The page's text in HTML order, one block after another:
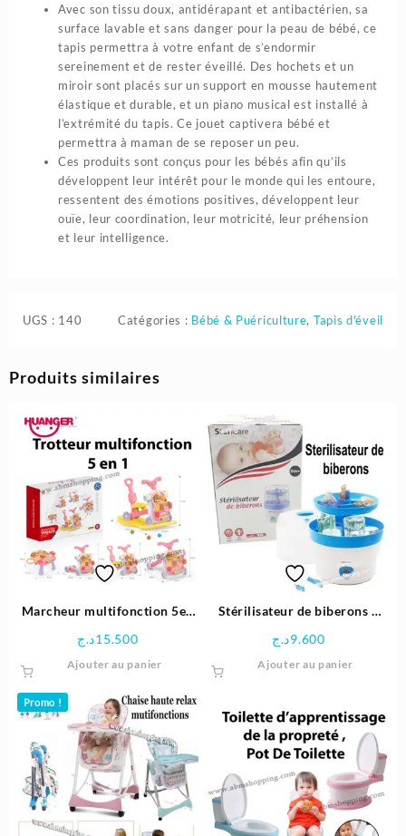
Avec son tissu doux, antidérapant et antibactérien, sa
surface lavable et sans danger pour la peau de bébé, ce
tapis permettra à votre enfant de s’endormir
sereinement et de rester éveillé. Des hochets et un
miroir sont placés sur un support en mousse hautement
élastique et durable, et un piano musical est installé à
l’extrémité du tapis. Ce jouet captivera bébé et
permettra à maman de se reposer un peu.
Ces produits sont conçus pour les bébés afin qu’ils
développent leur intérêt pour le monde qui les entoure,
ressentent des émotions positives, développent leur
ouïe, leur coordination, leur motricité, leur préhension
et leur intelligence.
UGS : 140 Catégories : Bébé & Puériculture, Tapis d'éveil
Produits similaires
Marcheur multifonction 5en
scooter , table… | Huanger
15.500د.ج
Ajouter au panier
Stérilisateur de biberons –
9.600د.ج
Ajouter au panier
Promo !